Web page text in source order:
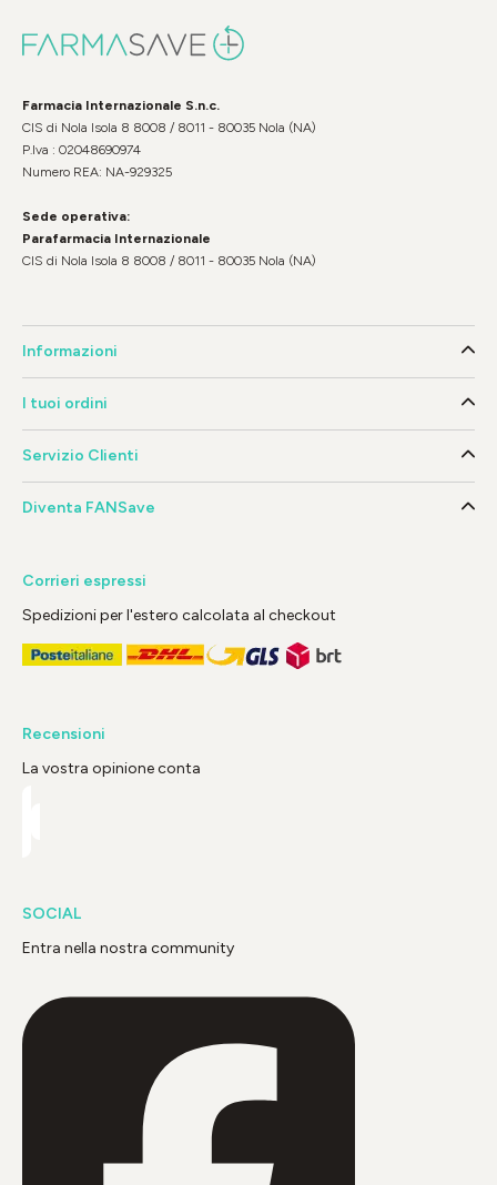
Farmacia Internazionale S.n.c.
CIS di Nola Isola 8 8008 / 8011 - 80035 Nola (NA)
P.Iva : 02048690974
Numero REA: NA-929325
Sede operativa:
Parafarmacia Internazionale
CIS di Nola Isola 8 8008 / 8011 - 80035 Nola (NA)
Informazioni
I tuoi ordini
Servizio Clienti
Diventa FANSave
Corrieri espressi
Spedizioni per l'estero calcolata al checkout
Recensioni
La vostra opinione conta
SOCIAL
Entra nella nostra community